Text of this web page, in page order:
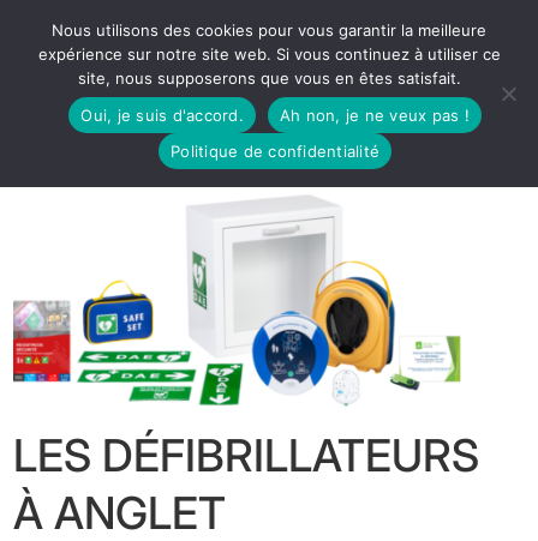
LES DÉFIBRILLATEURS
À ANGLET
Nous utilisons des cookies pour vous garantir la meilleure
expérience sur notre site web. Si vous continuez à utiliser ce
site, nous supposerons que vous en êtes satisfait.
Oui, je suis d'accord.
Ah non, je ne veux pas !
Politique de confidentialité